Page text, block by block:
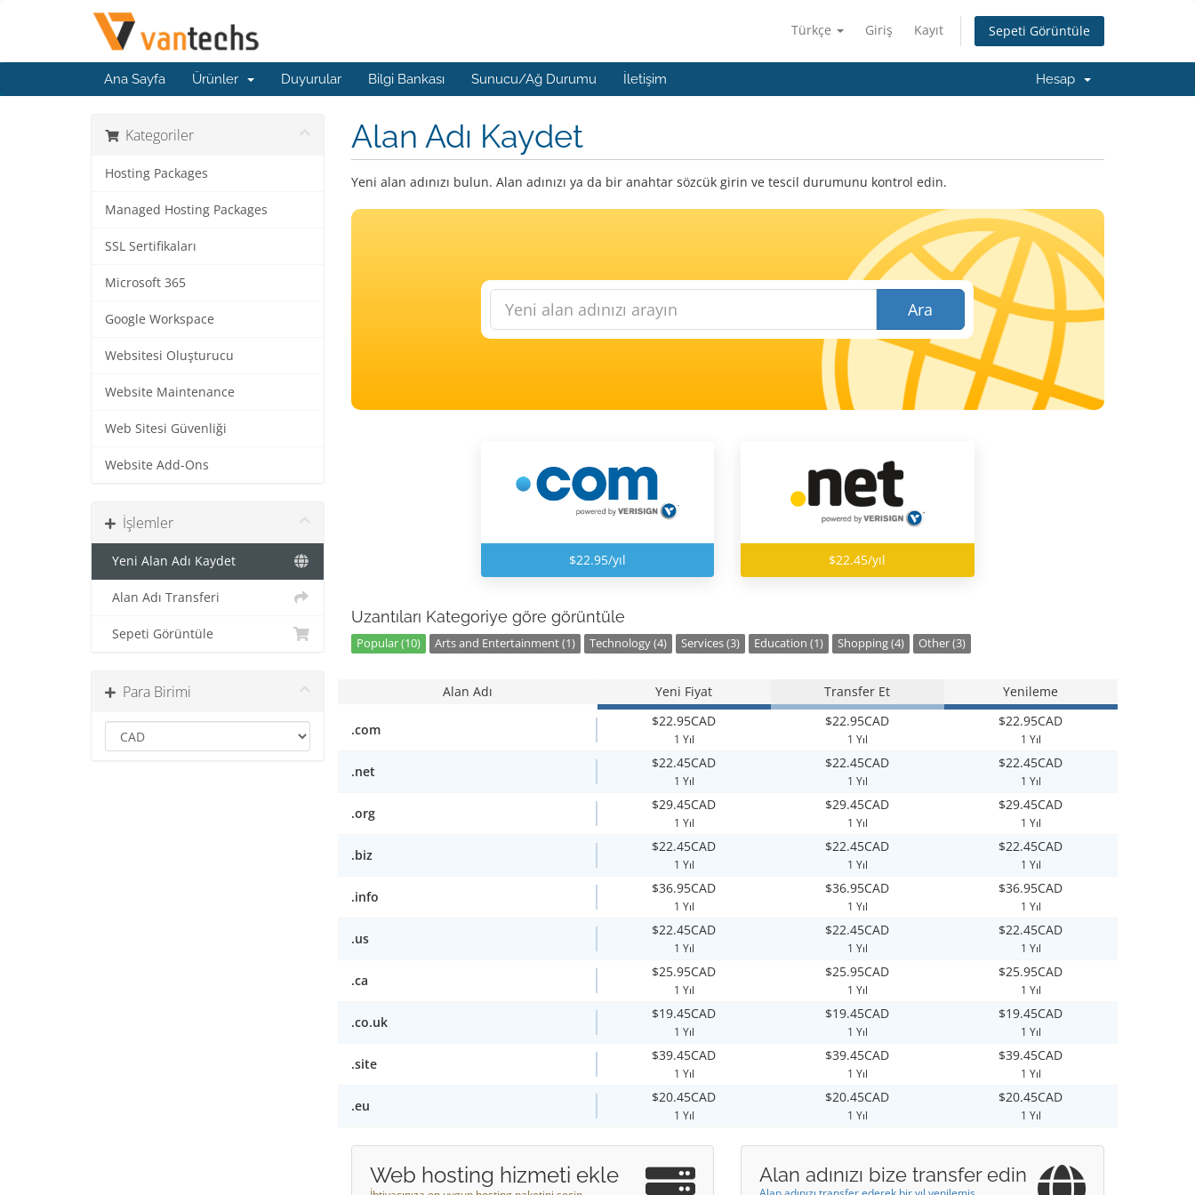
Türkçe Giriş Kayıt Sepeti Görüntüle
Ana Sayfa Ürünler Duyurular Bilgi Bankası Sunucu/Ağ Durumu İletişim Hesap
Kategoriler
Hosting Packages
Managed Hosting Packages
SSL Sertifikaları
Microsoft 365
Google Workspace
Websitesi Oluşturucu
Website Maintenance
Web Sitesi Güvenliği
Website Add-Ons
İşlemler
Yeni Alan Adı Kaydet
Alan Adı Transferi
Sepeti Görüntüle
Para Birimi
Alan Adı Kaydet
Yeni alan adınızı bulun. Alan adınızı ya da bir anahtar sözcük girin ve tescil durumunu kontrol edin.
Ara
$22.95/yıl $22.45/yıl
Uzantıları Kategoriye göre görüntüle
Popular (10) Arts and Entertainment (1) Technology (4) Services (3) Education (1) Shopping (4) Other (3)
Alan Adı Yeni Fiyat Transfer Et Yenileme
.com
$22.95CAD
1 Yıl
$22.95CAD
1 Yıl
$22.95CAD
1 Yıl
.net
$22.45CAD
1 Yıl
$22.45CAD
1 Yıl
$22.45CAD
1 Yıl
.org
$29.45CAD
1 Yıl
$29.45CAD
1 Yıl
$29.45CAD
1 Yıl
.biz
$22.45CAD
1 Yıl
$22.45CAD
1 Yıl
$22.45CAD
1 Yıl
.info
$36.95CAD
1 Yıl
$36.95CAD
1 Yıl
$36.95CAD
1 Yıl
.us
$22.45CAD
1 Yıl
$22.45CAD
1 Yıl
$22.45CAD
1 Yıl
.ca
$25.95CAD
1 Yıl
$25.95CAD
1 Yıl
$25.95CAD
1 Yıl
.co.uk
$19.45CAD
1 Yıl
$19.45CAD
1 Yıl
$19.45CAD
1 Yıl
.site
$39.45CAD
1 Yıl
$39.45CAD
1 Yıl
$39.45CAD
1 Yıl
.eu
$20.45CAD
1 Yıl
$20.45CAD
1 Yıl
$20.45CAD
1 Yıl
Web hosting hizmeti ekle Alan adınızı bize transfer edin